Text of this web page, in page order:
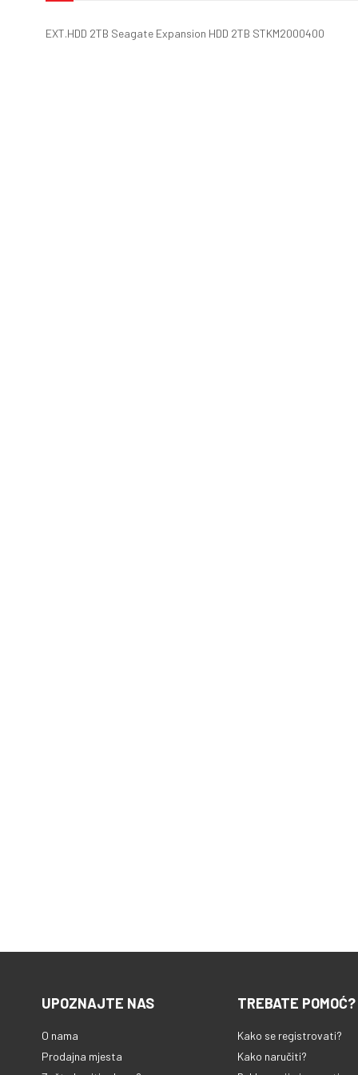
EXT.HDD 2TB Seagate Expansion HDD 2TB STKM2000400
UPOZNAJTE NAS
O nama
Prodajna mjesta
TREBATE POMOĆ?
Kako se registrovati?
Kako naručiti?